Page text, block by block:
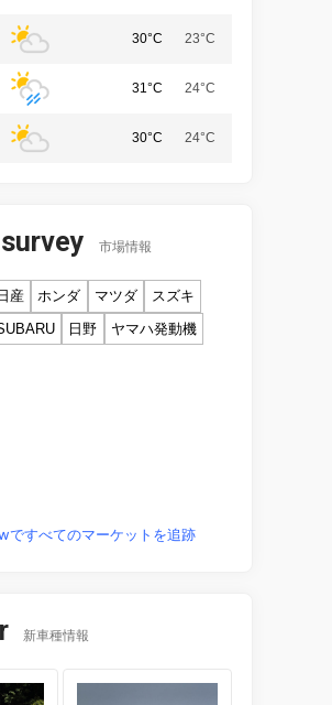
30°C 23°C
31°C 24°C
30°C 24°C
市場情報
日産 ホンダ マツダ
スズキ
日野 ヤマハ発動機
ですべてのマーケットを追跡
新車種情報